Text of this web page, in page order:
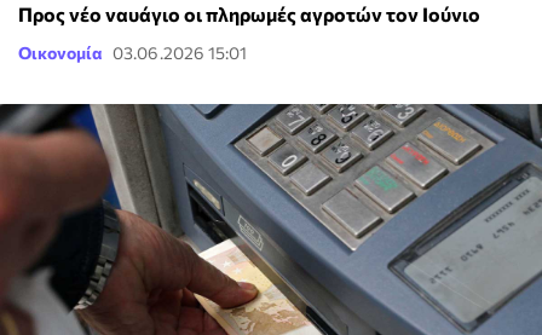
Προς νέο ναυάγιο οι πληρωμές αγροτών τον Ιούνιο
Οικονομία 03.06.2026 15:01